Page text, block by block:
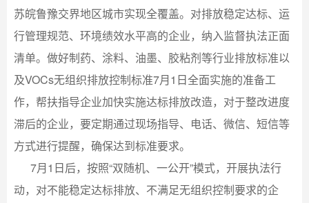
苏皖鲁豫交界地区城市实现全覆盖。对排放稳定达标、运
行管理规范、环境绩效水平高的企业，纳入监督执法正面
清单。做好制药、涂料、油墨、胶粘剂等行业排放标准以
及VOCs无组织排放控制标准7月1日全面实施的准备工
作，帮扶指导企业加快实施达标排放改造，对于整改进度
滞后的企业，要定期通过现场指导、电话、微信、短信等
方式进行提醒，确保达到标准要求。
7月1日后，按照“双随机、一公开”模式，开展执法行
动，对不能稳定达标排放、不满足无组织控制要求的企